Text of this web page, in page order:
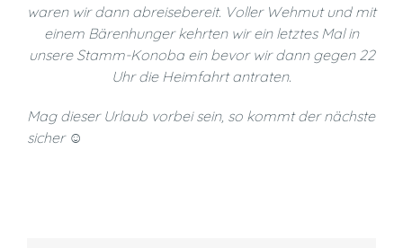
waren wir dann abreisebereit. Voller Wehmut und mit
einem Bärenhunger kehrten wir ein letztes Mal in
unsere Stamm-Konoba ein bevor wir dann gegen 22
Uhr die Heimfahrt antraten.
Mag dieser Urlaub vorbei sein, so kommt der nächste
sicher ☺